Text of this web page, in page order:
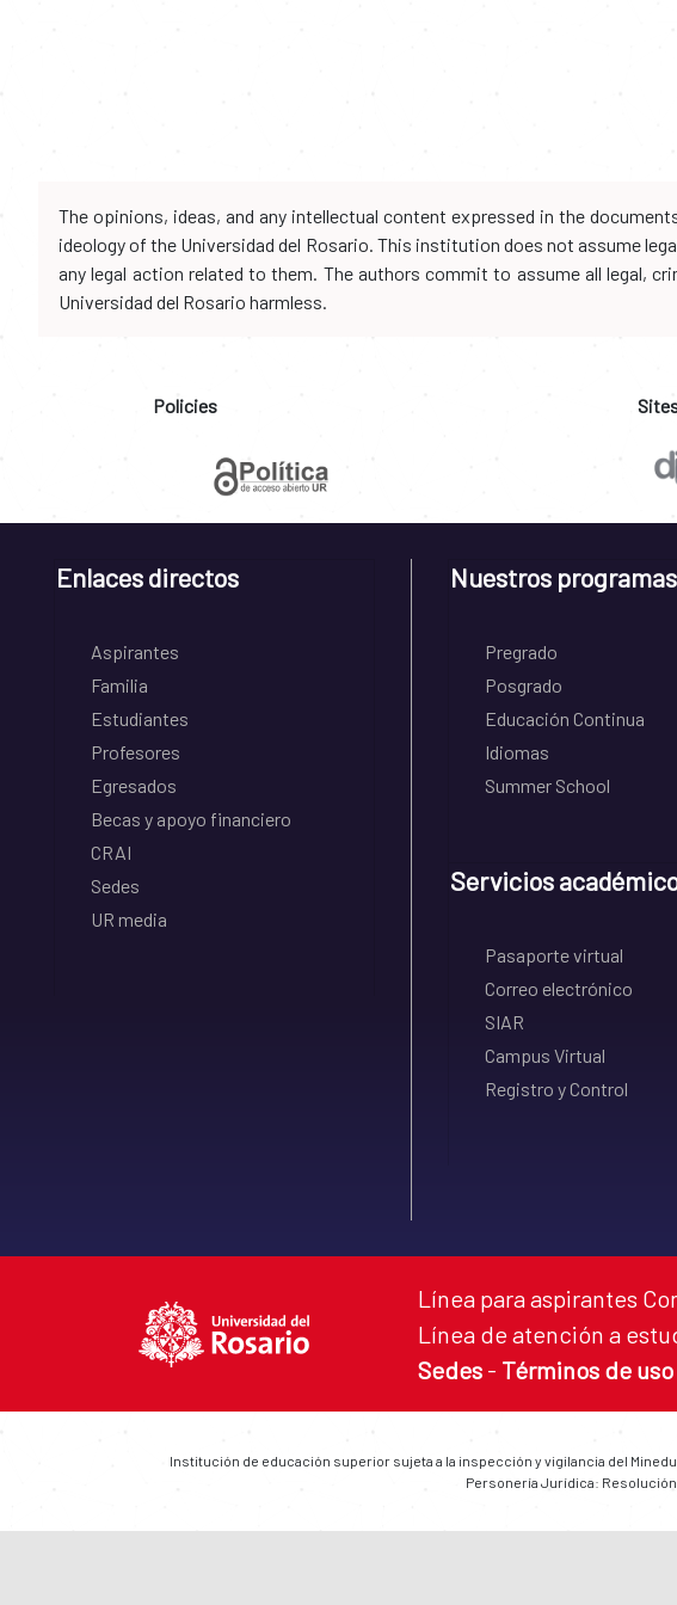
The opinions, ideas, and any intellectual content expressed in the
ideology of the Universidad del Rosario. This institution does not assume
any legal action related to them. The authors commit to assume all legal,
Universidad del Rosario harmless.
Policies
Enlaces directos
Aspirantes
Familia
Estudiantes
Profesores
Egresados
Becas y apoyo financiero
CRAI
Sedes
UR media
Nuestros programas
Pregrado
Posgrado
Educación Continua
Idiomas
Summer School
Servicios
Pasaporte virtual
Correo electrónico
SIAR
Campus Virtual
Registro y Control
Línea para aspirantes
Línea de atención a
Sedes - Términos de uso
Institución de educación superior sujeta a la inspección y vigilancia del
Personería Jurídica: Resolución